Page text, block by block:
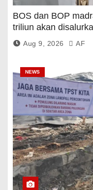
BOS dan BOP
triliun akan
Aug 9, 2026 AF
NEWS